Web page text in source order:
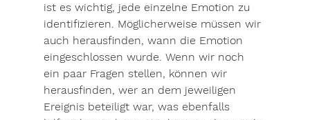
ist es wichtig, jede einzelne Emotion zu
identifizieren. Möglicherweise müssen wir
auch herausfinden, wann die Emotion
eingeschlossen wurde. Wenn wir noch
ein paar Fragen stellen, können wir
herausfinden, wer an dem jeweiligen
Ereignis beteiligt war, was ebenfalls